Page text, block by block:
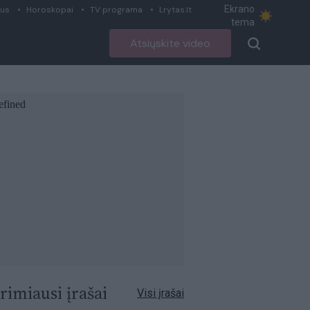
Horoskopai TV programa Lrytas.lt
Ekrano
tema
Atsiųskite video
įrašai Visi įrašai